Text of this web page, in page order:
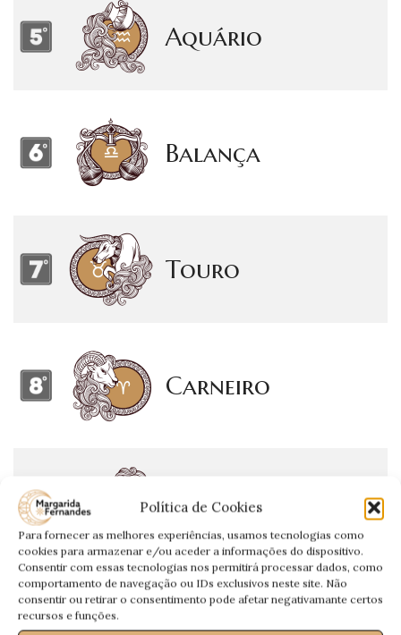
Política de Cookies
Para fornecer as melhores experiências, usamos tecnologias como
cookies para armazenar e/ou aceder a informações do dispositivo.
Consentir com essas tecnologias nos permitirá processar dados, como
comportamento de navegação ou IDs exclusivos neste site. Não
consentir ou retirar o consentimento pode afetar negativamante certos
recursos e funções.
Aquário
Balança
Touro
Carneiro
Gêmeos